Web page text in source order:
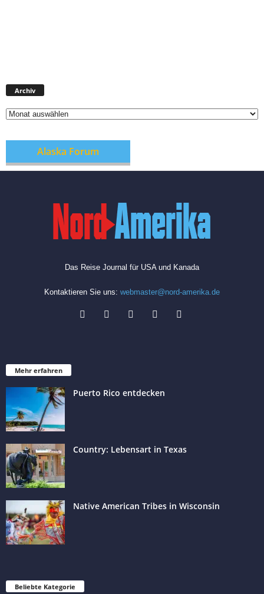
Archiv
h
v
Alaska Forum
Das Reise Journal für USA und Kanada
Kontaktieren Sie uns: webmaster@nord-amerika.de
Mehr erfahren
Puerto Rico entdecken
Country: Lebensart in Texas
Native American Tribes in Wisconsin
Beliebte Kategorie